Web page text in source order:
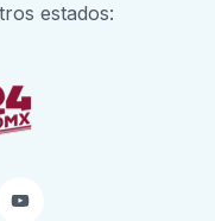
estados:
YouTube